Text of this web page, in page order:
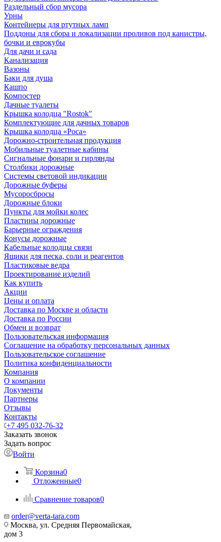
Раздельный сбор мусора
Урны
Контейнеры для ртутных ламп
Поддоны для сбора и локализации проливов под канистры,
бочки и еврокубы
Для дачи и сада
Канализация
Вазоны
Баки для душа
Кашпо
Компостер
Дачные туалеты
Крышка колодца "Rostok"
Комплектующие для дачных товаров
Крышка колодца «Роса»
Дорожно-строительная продукция
Мобильные туалетные кабины
Сигнальные фонари и гирлянды
Столбики дорожные
Системы световой индикации
Дорожные буферы
Мусоросбросы
Дорожные блоки
Пункты для мойки колес
Пластины дорожные
Барьерные ограждения
Конусы дорожные
Кабельные колодцы связи
Ящики для песка, соли и реагентов
Пластиковые ведра
Проектирование изделий
Как купить
Акции
Цены и оплата
Доставка по Москве и области
Доставка по России
Обмен и возврат
Пользовательская информация
Соглашение на обработку персональных данных
Пользовательское соглашение
Политика конфиденциальности
Компания
О компании
Документы
Партнеры
Отзывы
Контакты
+7 495 032-76-32
Заказать звонок
Задать вопрос
Войти
Корзина0
Отложенные0
Сравнение товаров0
order@verta-tara.com
Москва, ул. Средняя Первомайская,
дом 3